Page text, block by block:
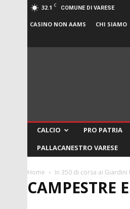
32.1 C COMUNE DI VARESE
CASINO NON AAMS CHI SIAMO
CALCIO PRO PATRIA
PALLACANESTRO VARESE
Home In 350 di corsa ai Giardini
CAMPESTRE